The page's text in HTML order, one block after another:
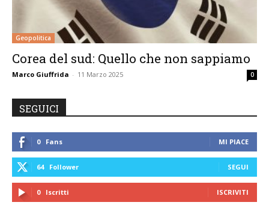
Geopolitica
Corea del sud: Quello che non sappiamo
Marco Giuffrida - 11 Marzo 2025 0
SEGUICI
0 Fans MI PIACE
64 Follower SEGUI
0 Iscritti ISCRIVITI